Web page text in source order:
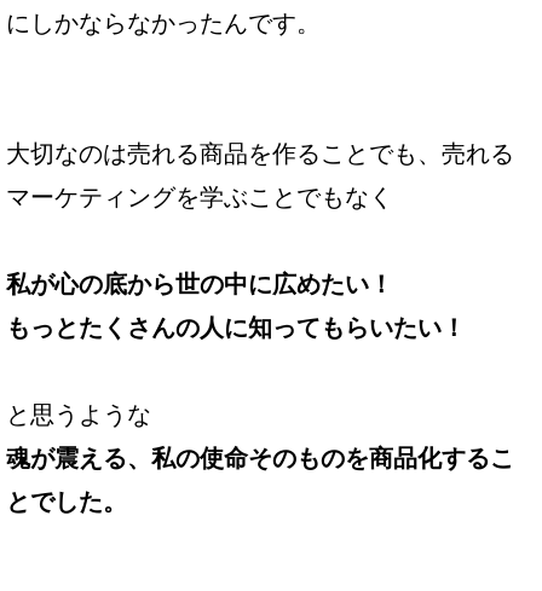
にしかならなかったんです。
大切なのは売れる商品を作ることでも、売れる
マーケティングを学ぶことでもなく
私が心の底から世の中に広めたい！
もっとたくさんの人に知ってもらいたい！
と思うような
魂が震える、私の使命そのものを商品化するこ
とでした。